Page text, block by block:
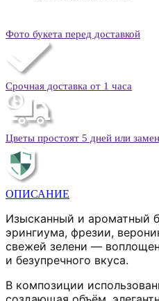
Фото букета перед доставкой
Срочная доставка от 1 часа
Цветы простоят 5 дней или
ОПИСАНИЕ
Изысканный и ароматный
эрингиума, фрезии,
свежей зелени —
и безупречного вкуса.
В композиции